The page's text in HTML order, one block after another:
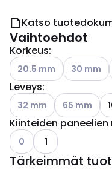
Katso
Vaihtoehdot
Korkeus:
Katso käytettävissä
20.5 mm Katso
30 mm
Leveys:
Katso käytettävissä
32 mm Katso
65 mm
Kiinteiden
Katso käytettävissä
0 1
Tärkeimmät